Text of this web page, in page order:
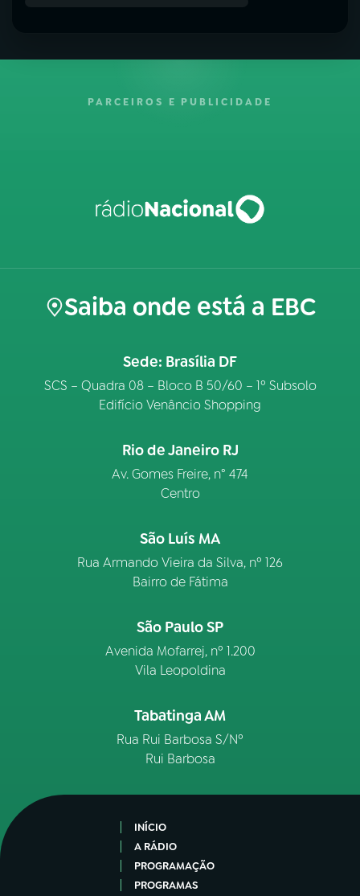
PARCEIROS E PUBLICIDADE
Saiba onde está a EBC
Sede: Brasília DF
SCS – Quadra 08 – Bloco B 50/60 – 1º Subsolo
Edifício Venâncio Shopping
Rio de Janeiro RJ
Av. Gomes Freire, n° 474
Centro
São Luís MA
Rua Armando Vieira da Silva, nº 126
Bairro de Fátima
São Paulo SP
Avenida Mofarrej, nº 1.200
Vila Leopoldina
Tabatinga AM
Rua Rui Barbosa S/Nº
Rui Barbosa
INÍCIO
A RÁDIO
PROGRAMAÇÃO
PROGRAMAS